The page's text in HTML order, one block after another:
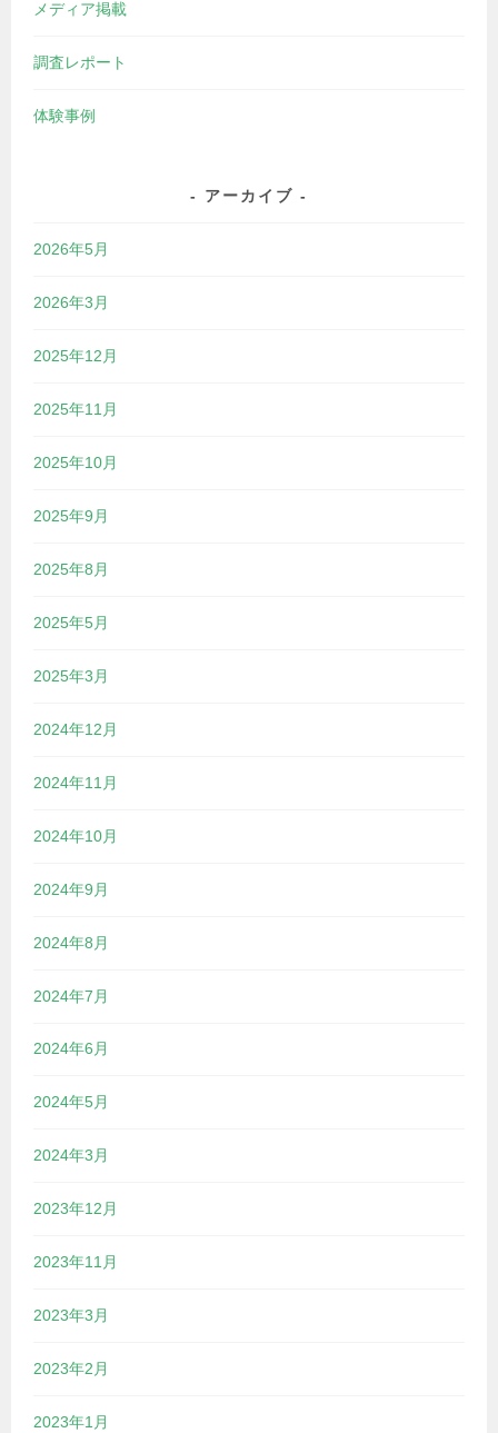
メディア掲載
調査レポート
体験事例
アーカイブ
2026年5月
2026年3月
2025年12月
2025年11月
2025年10月
2025年9月
2025年8月
2025年5月
2025年3月
2024年12月
2024年11月
2024年10月
2024年9月
2024年8月
2024年7月
2024年6月
2024年5月
2024年3月
2023年12月
2023年11月
2023年3月
2023年2月
2023年1月